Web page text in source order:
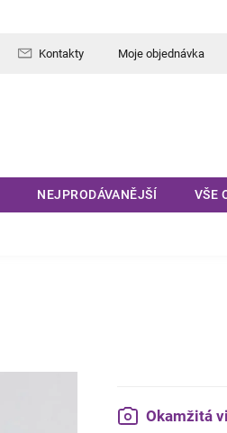
Kontakty Moje objednávka
NEJPRODÁVANĚJŠÍ VŠE
Okamžitá